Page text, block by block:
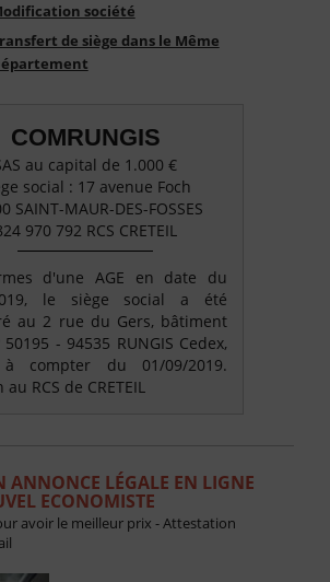
société
de siège dans le Même
COMRUNGIS
au capital de 1.000 €
social : 17 avenue Foch
SAINT-MAUR-DES-FOSSES
970 792 RCS CRETEIL
d'une AGE en date du
le siège social a été
au 2 rue du Gers, bâtiment
50195 - 94535 RUNGIS Cedex,
compter du 01/09/2019.
RCS de CRETEIL
ANNONCE LÉGALE EN LIGNE
ECONOMISTE
avoir le meilleur prix - Attestation